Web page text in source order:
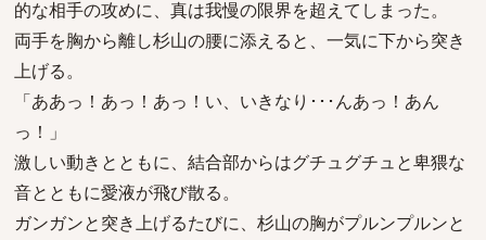
的な相手の攻めに、真は我慢の限界を超えてしまった。
両手を胸から離し杉山の腰に添えると、一気に下から突き
上げる。
「ああっ！あっ！あっ！い、いきなり･･･んあっ！あん
っ！」
激しい動きとともに、結合部からはグチュグチュと卑猥な
音とともに愛液が飛び散る。
ガンガンと突き上げるたびに、杉山の胸がプルンプルンと